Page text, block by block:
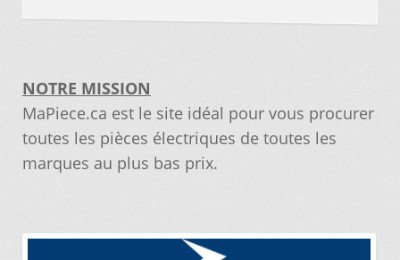
NOTRE MISSION
MaPiece.ca est le site idéal pour vous procurer
toutes les pièces électriques de toutes les
marques au plus bas prix.